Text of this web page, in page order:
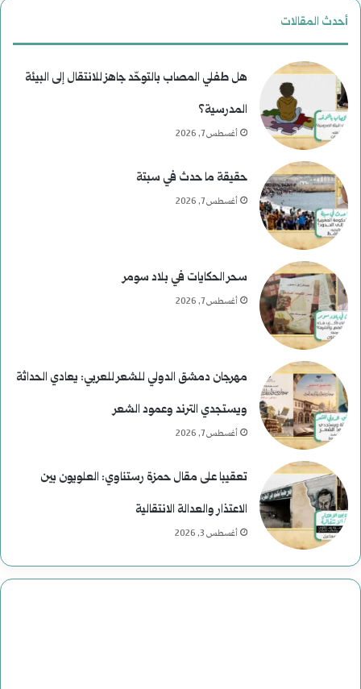
أحدث المقالات
هل طفلي المصاب بالتوحّد جاهز للانتقال إلى البيئة
المدرسية؟
أغسطس 7, 2026
حقيقة ما حدث في سبتة
أغسطس 7, 2026
سحر الحكايات في بلاد سومر
أغسطس 7, 2026
مهرجان دمشق الدولي للشعر للعربي: يعادي الحداثة
ويستجدي الترند وعمود الشعر
أغسطس 7, 2026
تعقيبا على مقال حمزة رستناوي: العلويون بين
الاعتذار والعدالة الانتقالية
أغسطس 3, 2026